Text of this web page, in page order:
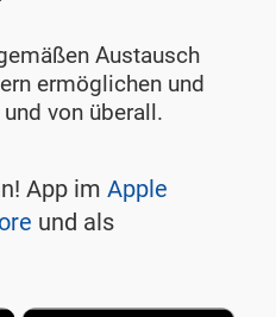
Austausch
ermöglichen und
von überall.
App im Apple
und als